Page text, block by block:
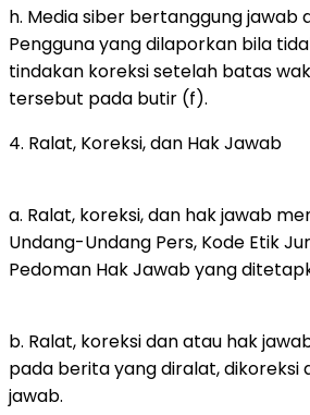
h. Media siber bertanggung jawab
Pengguna yang dilaporkan bila
tindakan koreksi setelah batas
tersebut pada butir (f).
4. Ralat, Koreksi, dan Hak Jawab
a. Ralat, koreksi, dan hak jawab
Undang-Undang Pers, Kode Etik
Pedoman Hak Jawab yang
b. Ralat, koreksi dan atau hak
pada berita yang diralat, dikoreksi
jawab.